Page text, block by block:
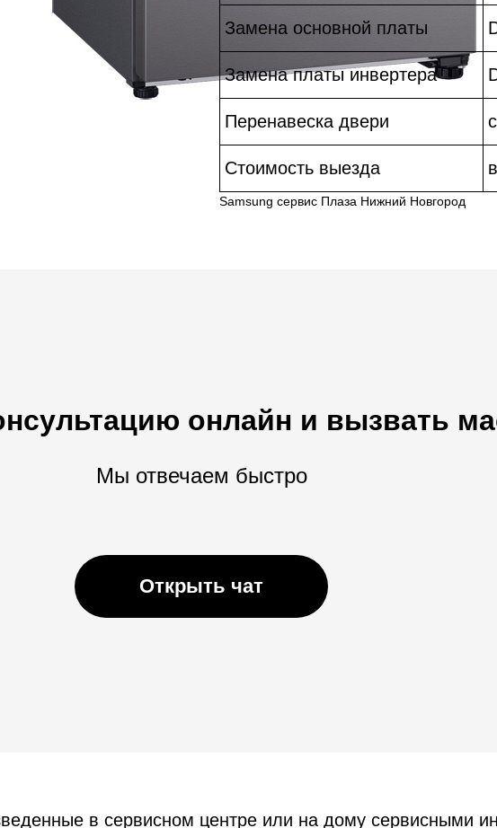
Замена основной платы
Замена платы инвертера
Перенавеска двери
Стоимость выезда
Samsung сервис Плаза Нижний Новгород
онлайн и вызвать
Мы отвечаем быстро
Открыть чат
в сервисном центре или на дому сервисными